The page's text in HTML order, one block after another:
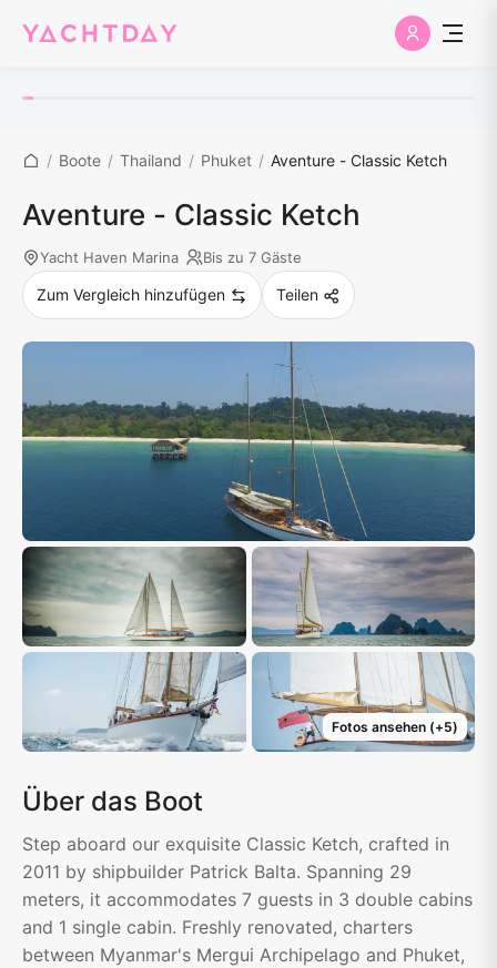
/ Boote / Thailand / Phuket / Aventure - Classic Ketch
Aventure - Classic Ketch
Yacht Haven Marina Bis zu 7 Gäste
Zum Vergleich hinzufügen Teilen
Fotos ansehen(+5)
Über das Boot
Step aboard our exquisite Classic Ketch, crafted in
2011 by shipbuilder Patrick Balta. Spanning 29
meters, it accommodates 7 guests in 3 double cabins
and 1 single cabin. Freshly renovated, charters
between Myanmar's Mergui Archipelago and Phuket,